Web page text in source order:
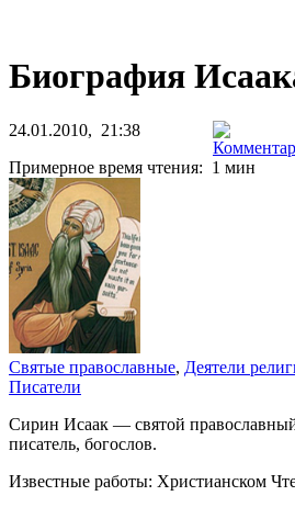
Биография
24.01.2010, 21:38
Примерное время чтения: 1 мин
Святые православные, Деятели
Писатели
Сирин Исаак — святой
писатель, богослов.
Известные работы: Христианском